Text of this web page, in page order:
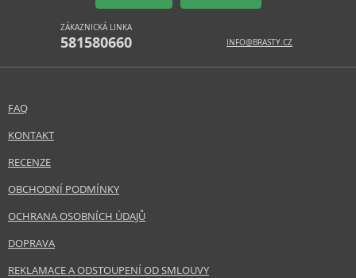
ZÁKAZNICKÁ LINKA
581580660 INFO@BRASTY.CZ
FAQ
KONTAKT
RECENZE
OBCHODNÍ PODMÍNKY
OCHRANA OSOBNÍCH ÚDAJŮ
DOPRAVA
REKLAMACE A ODSTOUPENÍ OD SMLOUVY